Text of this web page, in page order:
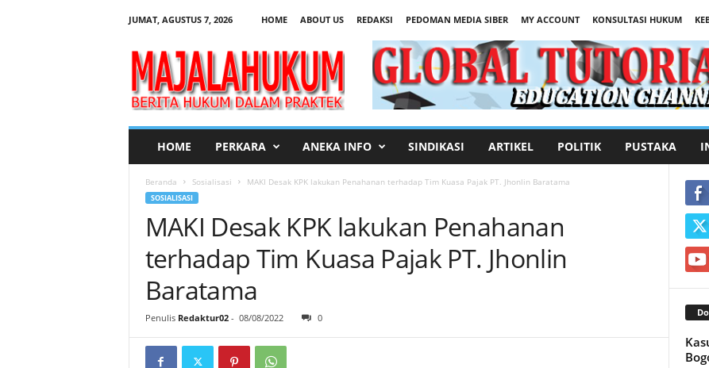
JUMAT, AGUSTUS 7, 2026 HOME ABOUT US REDAKSI PEDOMAN MEDIA SIBER MY ACCOUNT KONSULTASI HUKUM
a
HOME PERKARA ANEKA INFO SINDIKASI ARTIKEL POLITIK PUSTAKA
Beranda Sosialisasi MAKI Desak KPK lakukan Penahanan terhadap Tim Kuasa Pajak PT. Jhonlin Baratama
SOSIALISASI
MAKI Desak KPK lakukan Penahanan
terhadap Tim Kuasa Pajak PT. Jhonlin
Baratama
Penulis Redaktur02- 08/08/2022 0